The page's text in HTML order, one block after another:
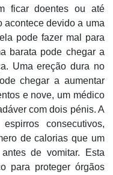
ficar doentes ou até
acontece devido a uma
pode fazer mal para
barata pode chegar a
Uma ereção dura no
chegar a aumentar
e nove, um médico
com dois pénis. A
consecutivos,
de calorias que um
de vomitar. Esta
para proteger órgãos